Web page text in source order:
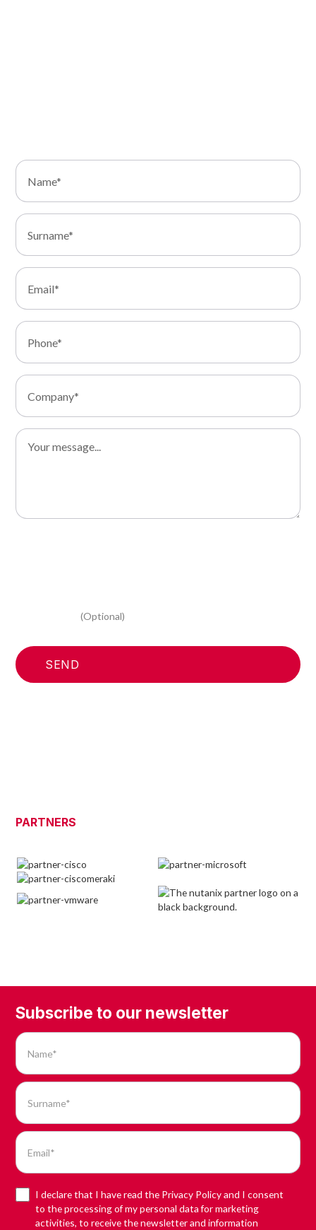
initiatives(Optional)
PARTNERS
Subscribe to our newsletter
I declare that I have read the Privacy Policy and I consent
to the processing of my personal data for marketing
activities, to receive the newsletter and information